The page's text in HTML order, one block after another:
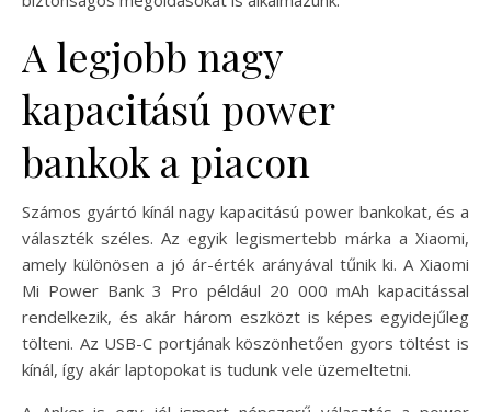
A legjobb nagy
kapacitású power
bankok a piacon
Számos gyártó kínál nagy kapacitású power bankokat, és a
választék széles. Az egyik legismertebb márka a Xiaomi,
amely különösen a jó ár-érték arányával tűnik ki. A Xiaomi
Mi Power Bank 3 Pro például 20 000 mAh kapacitással
rendelkezik, és akár három eszközt is képes egyidejűleg
tölteni. Az USB-C portjának köszönhetően gyors töltést is
kínál, így akár laptopokat is tudunk vele üzemeltetni.